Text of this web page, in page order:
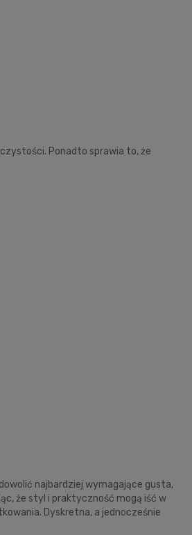
Ponadto sprawia to, że
najbardziej wymagające gusta,
że styl i praktyczność mogą iść w
Dyskretna, a jednocześnie